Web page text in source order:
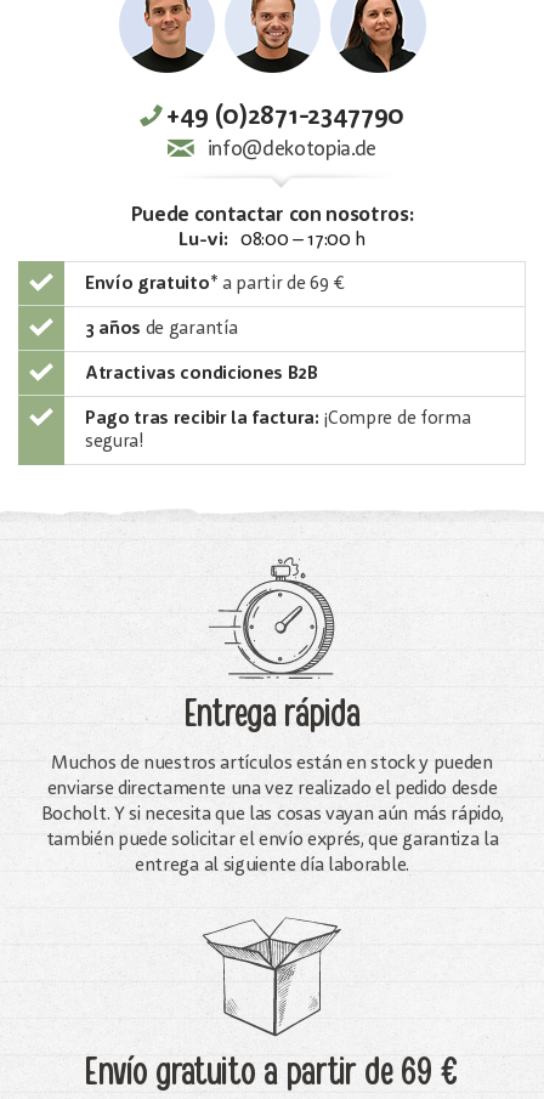
+49 (0)2871-2347790
info@dekotopia.de
Puede contactar con nosotros:
Lu-vi: 08:00 – 17:00 h
Envío gratuito* a partir de 69 €
3 años de garantía
Atractivas condiciones B2B
Pago tras recibir la factura: ¡Compre de forma
segura!
Entrega rápida
Muchos de nuestros artículos están en stock y pueden
enviarse directamente una vez realizado el pedido desde
Bocholt. Y si necesita que las cosas vayan aún más rápido,
también puede solicitar el envío exprés, que garantiza la
entrega al siguiente día laborable.
Envío gratuitoa partir de 69 €